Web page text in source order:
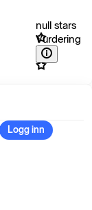
null stars
Vurdering
Logg inn